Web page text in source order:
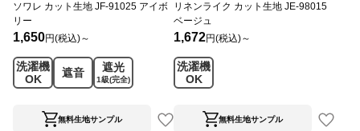
ソワレ カット生地 JF-91025 アイボ
リー
1,650円(税込)～
洗濯機
OK
遮音 遮光
1級(完全)
無料生地サンプル
リネンライク カット生地 JE-98015
ベージュ
1,672円(税込)～
洗濯機
OK
無料生地サンプル